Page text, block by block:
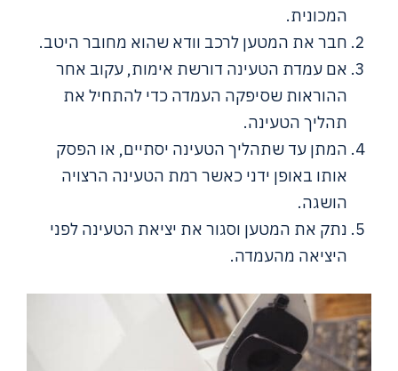
המכונית.
חבר את המטען לרכב וודא שהוא מחובר היטב.
אם עמדת הטעינה דורשת אימות, עקוב אחר
ההוראות שסיפקה העמדה כדי להתחיל את
תהליך הטעינה.
המתן עד שתהליך הטעינה יסתיים, או הפסק
אותו באופן ידני כאשר רמת הטעינה הרצויה
הושגה.
נתק את המטען וסגור את יציאת הטעינה לפני
היציאה מהעמדה.